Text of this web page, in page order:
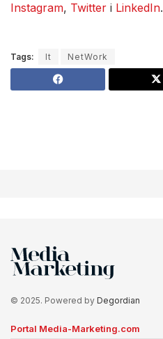
Instagram, Twitter i LinkedIn.
Tags: It NetWork
© 2025. Powered by Degordian
Portal Media-Marketing.com